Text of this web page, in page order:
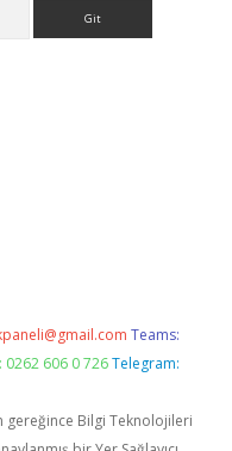
Teams:
606 0 726 Telegram:
gereğince Bilgi Teknolojileri